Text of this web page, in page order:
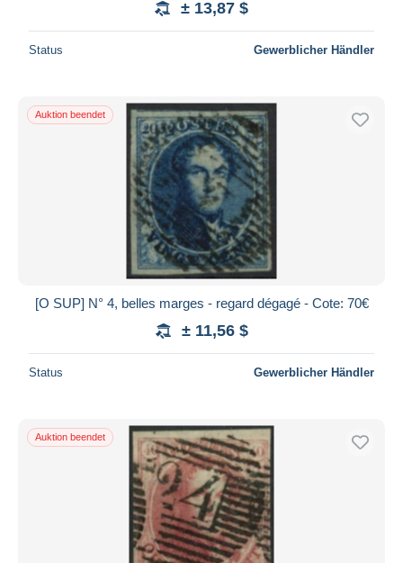
± 13,87 $
Status Gewerblicher Händler
Auktion beendet
[O SUP] N° 4, belles marges - regard dégagé - Cote: 70€
± 11,56 $
Status Gewerblicher Händler
Auktion beendet